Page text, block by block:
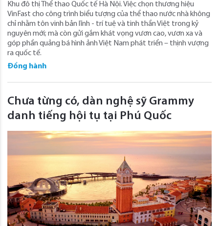
Khu đô thị Thể thao Quốc tế Hà Nội. Việc chọn thương hiệu
VinFast cho công trình biểu tượng của thể thao nước nhà không
chỉ nhằm tôn vinh bản lĩnh - trí tuệ và tinh thần Việt trong kỷ
nguyên mới; mà còn gửi gắm khát vọng vươn cao, vươn xa và
góp phần quảng bá hình ảnh Việt Nam phát triển – thịnh vượng
ra quốc tế.
Đồng hành
Chưa từng có, dàn nghệ sỹ Grammy
danh tiếng hội tụ tại Phú Quốc